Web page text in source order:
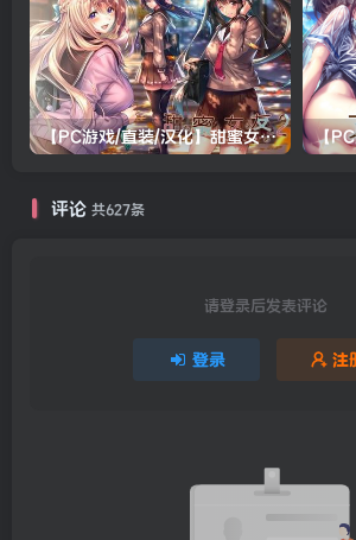
【PC游戏/直装/汉化】甜蜜女友2(包含甜蜜女友2+)
评论 共627条
请登录后发表评论
登录 注